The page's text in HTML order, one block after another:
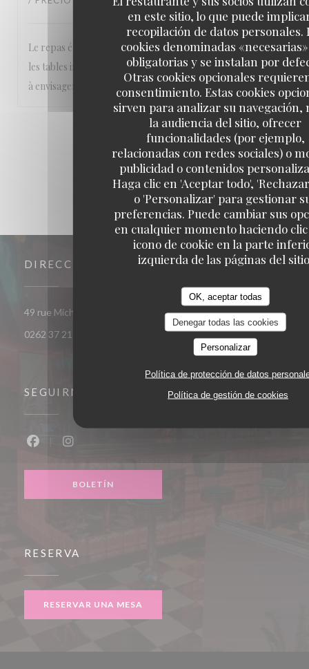
en este sitio, lo que puede
recopilación de datos personales.
cookies denominadas
obligatorias y se instalan por
Otras cookies opcionales
consentimiento. Estas cookies
sirven para analizar su navegación,
la audiencia del sitio, ofrecer
funcionalidades (por ejemplo,
relacionadas con redes sociales) o
publicidad o contenidos
Haga clic en 'Aceptar todo',
o 'Personalizar' para gestionar
preferencias. Puede cambiar sus
en cualquier momento haciendo
icono de cookie en la parte
izquierda de las páginas del
OK, aceptar todas
Denegar todas las cookies
Personalizar
Política de protección de datos
Política de gestión de cookies
Le repas était excellent le personnel aimable Point négatif,
les tables intérieurs sont à revoir, une bonne remise en état
à envisager
2 3
DIRECCIÓN
49 rue Michel-Ange - Du Parc 97438 Sainte-Marie((abre en una
0262 37 21 77
SEGUIRNOS
BOLETÍN
RESERVA
RESERVAR UNA MESA